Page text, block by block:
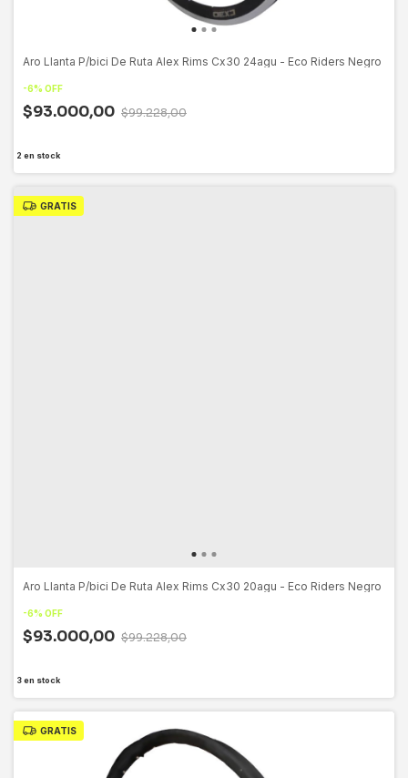
Aro Llanta P/bici De Ruta Alex Rims Cx30 24agu - Eco Riders Negro
-6% OFF
$93.000,00 $99.228,00
2 en stock
GRATIS
Aro Llanta P/bici De Ruta Alex Rims Cx30 20agu - Eco Riders Negro
-6% OFF
$93.000,00 $99.228,00
3en stock
GRATIS